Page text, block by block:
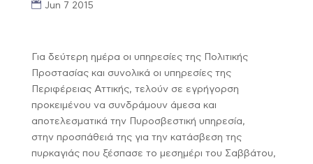
Jun 7 2015
Για δεύτερη ημέρα οι υπηρεσίες της Πολιτικής
Προστασίας και συνολικά οι υπηρεσίες της
Περιφέρειας Αττικής, τελούν σε εγρήγορση
προκειμένου να συνδράμουν άμεσα και
αποτελεσματικά την Πυροσβεστική υπηρεσία,
στην προσπάθειά της για την κατάσβεση της
πυρκαγιάς που ξέσπασε το μεσημέρι του Σαββάτου,